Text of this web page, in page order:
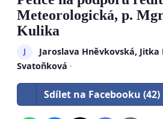
Meteorologická, p.
Kulika
J
Jaroslava Hněvkovská, Jitka
Svatoňková ·
Sdílet na Facebooku (42)